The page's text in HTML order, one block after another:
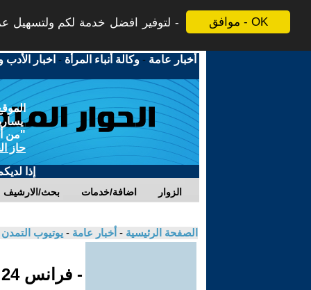
موافق - OK
لتوفير افضل خدمة لكم ولتسهيل
أخبار عامة -وكالة أنباء المرأة - اخبار الأدب
"من
حاز
إذا
بحث/الارشيف اضافة/خدمات الزوار
الصفحة الرئيسية - أخبار عامة - يوتيوب التمدن
- فرانس 24